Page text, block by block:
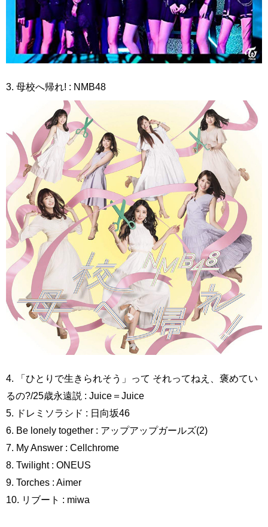
3. 母校へ帰れ! : NMB48
4. 「ひとりで生きられそう」って それってねえ、褒めてい
るの?/25歳永遠説 : Juice＝Juice
5. ドレミソラシド : 日向坂46
6. Be lonely together : アップアップガールズ(2)
7. My Answer : Cellchrome
8. Twilight : ONEUS
9. Torches : Aimer
10. リブート : miwa